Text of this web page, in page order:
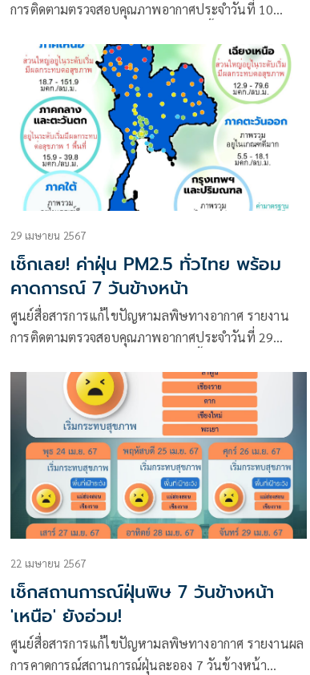
การติดตามตรวจสอบคุณภาพอากาศประจำวันที่ 10
29 เมษายน 2567
เช็กเลย! ค่าฝุ่น PM2.5 ทั่วไทย พร้อม
คาดการณ์ 7 วันข้างหน้า
ศูนย์สื่อสารการแก้ไขปัญหามลพิษทางอากาศ รายงาน
การติดตามตรวจสอบคุณภาพอากาศประจำวันที่ 29
22 เมษายน 2567
เช็กสถานการณ์ฝุ่นพิษ 7 วันข้างหน้า
'เหนือ' ยังอ่วม!
ศูนย์สื่อสารการแก้ไขปัญหามลพิษทางอากาศ รายงานผล
การคาดการณ์สถานการณ์ฝุ่นละออง 7 วันข้างหน้า